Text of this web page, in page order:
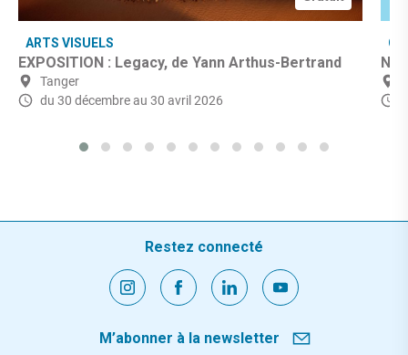
ARTS VISUELS
EXPOSITION : Legacy, de Yann Arthus-Bertrand
Tanger
du 30 décembreau 30 avril 2026
Restez connecté
M’abonner à la newsletter